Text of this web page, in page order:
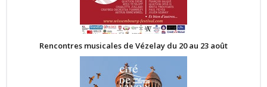
Rencontres musicales de Vézelay du 20 au 23 août